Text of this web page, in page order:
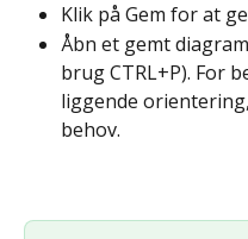
Klik på Gem for at
Åbn et gemt
brug CTRL+P). For
liggende
behov.